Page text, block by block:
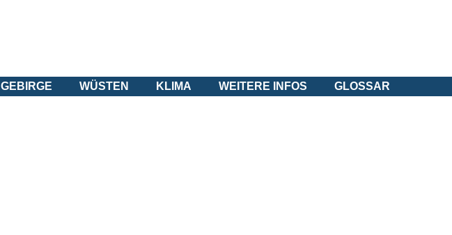
GEBIRGE WÜSTEN KLIMA WEITERE INFOS GLOSSAR